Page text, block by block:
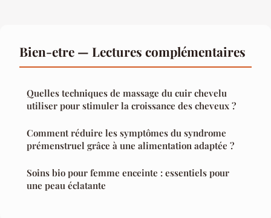
Bien-etre — Lectures complémentaires
Quelles techniques de massage du cuir chevelu
utiliser pour stimuler la croissance des cheveux ?
Comment réduire les symptômes du syndrome
prémenstruel grâce à une alimentation adaptée ?
Soins bio pour femme enceinte : essentiels pour
une peau éclatante